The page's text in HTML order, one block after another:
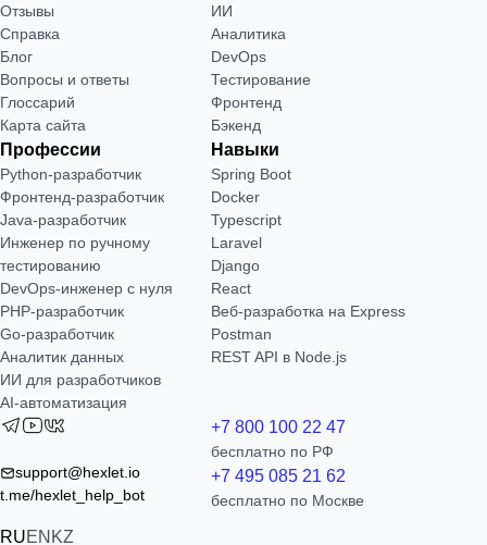
Отзывы
Справка
Блог
Вопросы и ответы
Глоссарий
Карта сайта
ИИ
Аналитика
DevOps
Тестирование
Фронтенд
Бэкенд
Профессии
Python-разработчик
Фронтенд-разработчик
Java-разработчик
Инженер по ручному
тестированию
DevOps-инженер с нуля
РНР-разработчик
Go-разработчик
Аналитик данных
ИИ для разработчиков
AI-автоматизация
Навыки
Spring Boot
Docker
Typescript
Laravel
Django
React
Веб-разработка на Express
Postman
REST API в Node.js
support@hexlet.io
t.me/hexlet_help_bot
RUEN KZ
+7 800 100 22 47
бесплатно по РФ
+7 495 085 21 62
бесплатно по Москве